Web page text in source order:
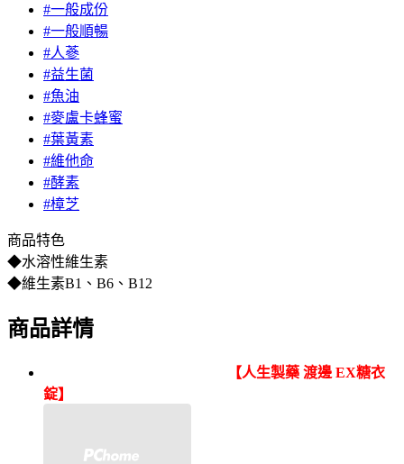
#一般成份
#一般順暢
#人蔘
#益生菌
#魚油
#麥盧卡蜂蜜
#葉黃素
#維他命
#酵素
#樟芝
商品特色
◆水溶性維生素
◆維生素B1、B6、B12
商品詳情
【人生製藥 渡邊 EX糖衣
錠】